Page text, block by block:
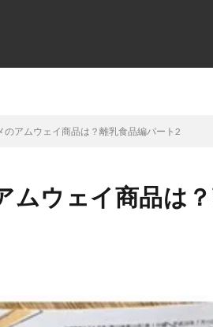
のアムウェイ商品は？離乳食品編パート2
ムウェイ商品は